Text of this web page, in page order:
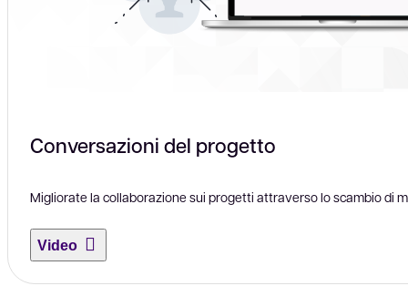
Conversazioni del progetto
Migliorate la collaborazione sui progetti attraverso lo scambio di
Video